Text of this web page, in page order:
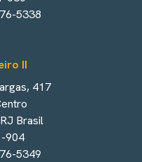
5338
II
417
Brasil
904
5349